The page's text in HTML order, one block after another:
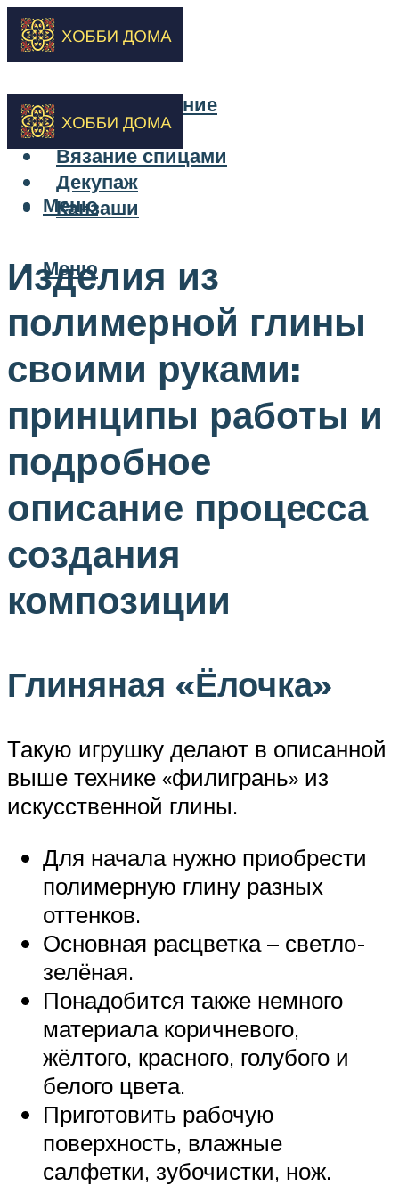
Бисероплетение
Вышивка
Вязание спицами
Декупаж
Канзаши
Меню
Меню
Изделия из
полимерной глины
своими руками:
принципы работы и
подробное
описание процесса
создания
композиции
Глиняная «Ёлочка»
Такую игрушку делают в описанной
выше технике «филигрань» из
искусственной глины.
Для начала нужно приобрести
полимерную глину разных
оттенков.
Основная расцветка – светло-
зелёная.
Понадобится также немного
материала коричневого,
жёлтого, красного, голубого и
белого цвета.
Приготовить рабочую
поверхность, влажные
салфетки, зубочистки, нож.